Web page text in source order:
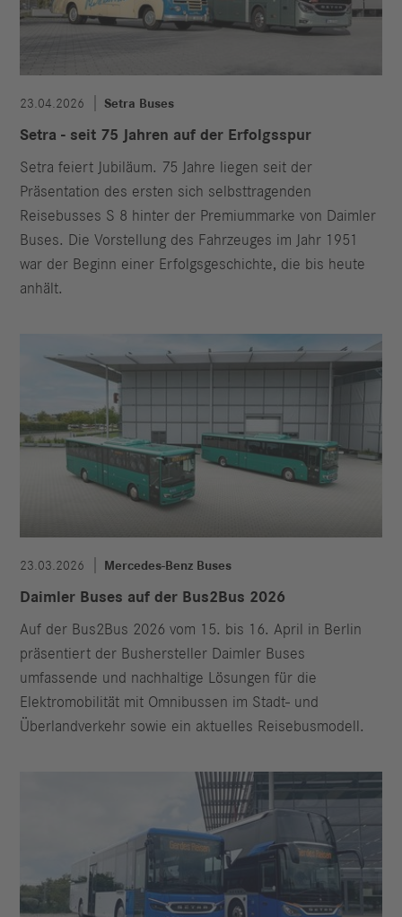
23.04.2026 Setra Buses
Setra - seit 75 Jahren auf der Erfolgsspur
Setra feiert Jubiläum. 75 Jahre liegen seit der
Präsentation des ersten sich selbsttragenden
Reisebusses S 8 hinter der Premiummarke von Daimler
Buses. Die Vorstellung des Fahrzeuges im Jahr 1951
war der Beginn einer Erfolgsgeschichte, die bis heute
anhält.
23.03.2026 Mercedes-Benz Buses
Daimler Buses auf der Bus2Bus 2026
Auf der Bus2Bus 2026 vom 15. bis 16. April in Berlin
präsentiert der Bushersteller Daimler Buses
umfassende und nachhaltige Lösungen für die
Elektromobilität mit Omnibussen im Stadt- und
Überlandverkehr sowie ein aktuelles Reisebusmodell.